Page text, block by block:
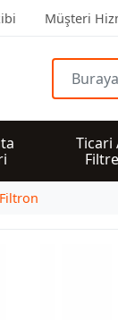
Müşteri
Ticari
Filtron